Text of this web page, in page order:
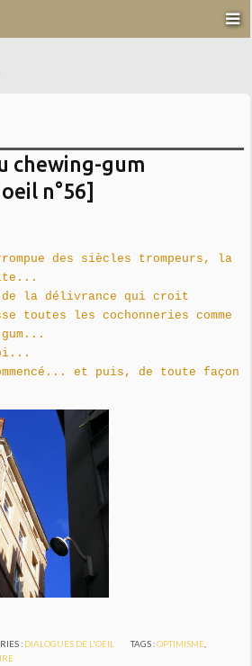
chewing-gum
n°56]
des siècles trompeurs, la
de la délivrance qui croit
toutes les cochonneries comme
et puis, de toute façon
: DIALOGUES DE L'OEIL TAGS :OPTIMISME